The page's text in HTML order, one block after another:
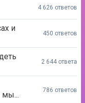
4 626 ответов
и
450 ответов
2 644 ответа
мы...
786 ответов